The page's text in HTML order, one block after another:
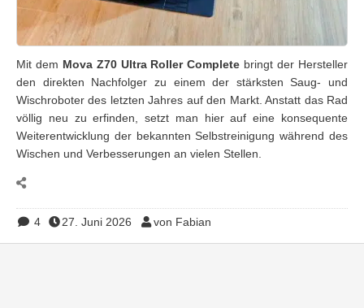
Mit dem Mova Z70 Ultra Roller Complete bringt der Hersteller
den direkten Nachfolger zu einem der stärksten Saug- und
Wischroboter des letzten Jahres auf den Markt. Anstatt das Rad
völlig neu zu erfinden, setzt man hier auf eine konsequente
Weiterentwicklung der bekannten Selbstreinigung während des
Wischen und Verbesserungen an vielen Stellen.
4 27. Juni 2026 von Fabian